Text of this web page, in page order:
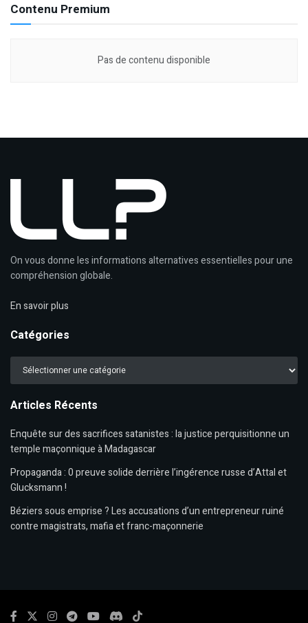
Contenu Premium
Pas de contenu disponible
On vous donne les informations alternatives essentielles pour une
compréhension globale.
En savoir plus
Catégories
Catégories
Articles Récents
Enquête sur des sacrifices satanistes : la justice perquisitionne un
temple maçonnique à Madagascar
Propaganda : 0 preuve solide derrière l’ingérence russe d’Attal et
Glucksmann !
Béziers sous emprise ? Les accusations d’un entrepreneur ruiné
contre magistrats, mafia et franc-maçonnerie